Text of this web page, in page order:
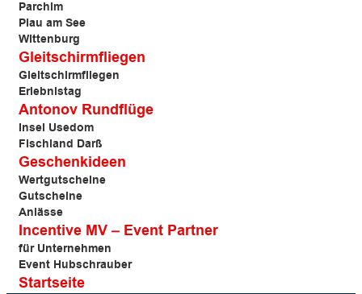
Parchim
Plau am See
Wittenburg
Gleitschirmfliegen
Gleitschirmfliegen
Erlebnistag
Antonov Rundflüge
Insel Usedom
Fischland Darß
Geschenkideen
Wertgutscheine
Gutscheine
Anlässe
Incentive MV – Event Partner
für Unternehmen
Event Hubschrauber
Startseite